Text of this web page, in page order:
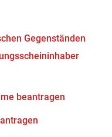
Gegenständen
beantragen